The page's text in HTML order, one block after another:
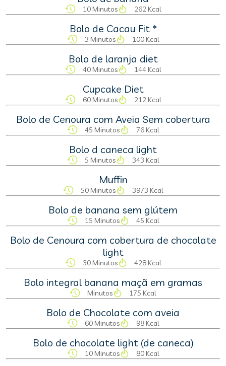
10 Minutos 262 Kcal
Bolo de Cacau Fit *
3 Minutos 100 Kcal
Bolo de laranja diet
40 Minutos 144 Kcal
Cupcake Diet
60 Minutos 212 Kcal
Bolo de Cenoura com Aveia Sem cobertura
45 Minutos 76 Kcal
Bolo d caneca light
5 Minutos 343 Kcal
Muffin
50 Minutos 3973 Kcal
Bolo de banana sem glútem
15 Minutos 45 Kcal
Bolo de Cenoura com cobertura de chocolate
light
30 Minutos 428 Kcal
Bolo integral banana maçã em gramas
Minutos 175 Kcal
Bolo de Chocolate com aveia
60 Minutos 98 Kcal
Bolo de chocolate light (de caneca)
10 Minutos 80 Kcal